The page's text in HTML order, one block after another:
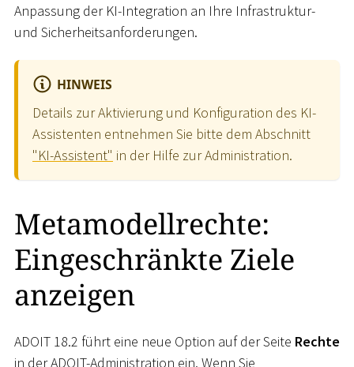
Anpassung der KI-Integration an Ihre Infrastruktur-
und Sicherheitsanforderungen.
HINWEIS
Details zur Aktivierung und Konfiguration des KI-
Assistenten entnehmen Sie bitte dem Abschnitt
"KI-Assistent" in der Hilfe zur Administration.
Metamodellrechte:
Eingeschränkte Ziele
anzeigen
ADOIT 18.2 führt eine neue Option auf der Seite Rechte
in der ADOIT-Administration ein. Wenn Sie